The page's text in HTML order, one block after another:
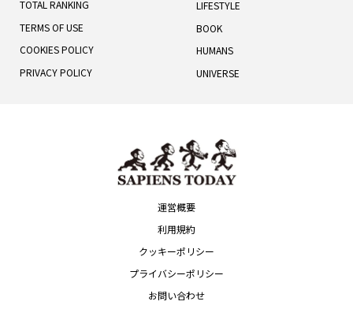
TOTAL RANKING
TERMS OF USE
COOKIES POLICY
PRIVACY POLICY
LIFESTYLE
BOOK
HUMANS
UNIVERSE
運営概要
利用規約
クッキーポリシー
プライバシーポリシー
お問い合わせ